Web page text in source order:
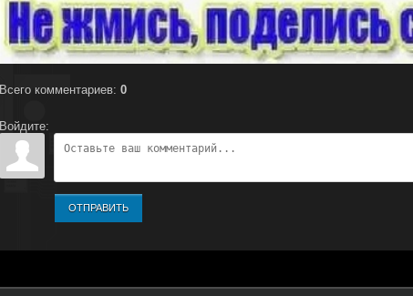
Всего комментариев: 0
Войдите:
ОТПРАВИТЬ